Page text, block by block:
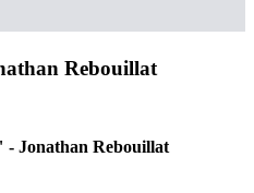
Rebouillat
- Jonathan Rebouillat